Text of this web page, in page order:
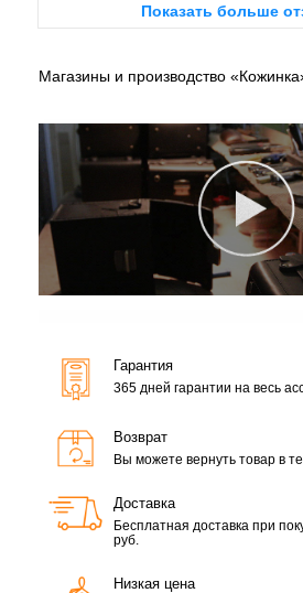
Показать больше
Магазины и производство
Гарантия
365 дней гарантии на весь
Возврат
Вы можете вернуть товар в
Доставка
Бесплатная доставка при
руб.
Низкая цена